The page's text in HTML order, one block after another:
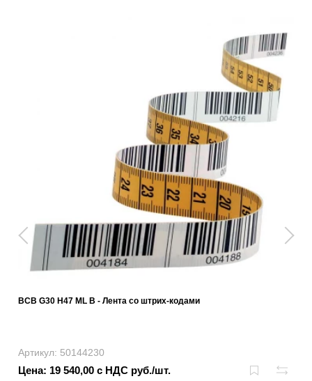
BCB G30 H47 ML B - Лента со штрих-кодами
Артикул: 50144230
Цена: 19 540,00 с НДС руб./шт.